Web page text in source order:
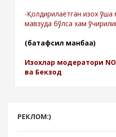
-Қолдирилаётган изох ўша
мавзуда бўлса хам
(батафсил манбаа)
Изохлар модератори
ва Бекзод
РЕКЛОМ:)